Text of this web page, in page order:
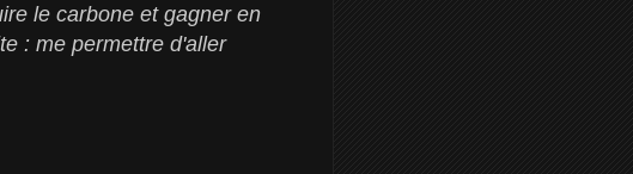
le carbone et gagner en
: me permettre d'aller